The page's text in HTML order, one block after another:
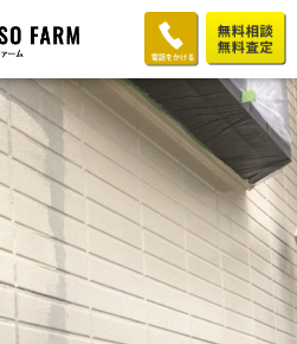
様邸：外壁屋根塗装工事